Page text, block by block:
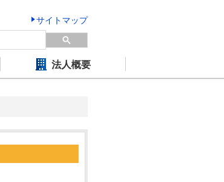
サイトマップ
法人概要